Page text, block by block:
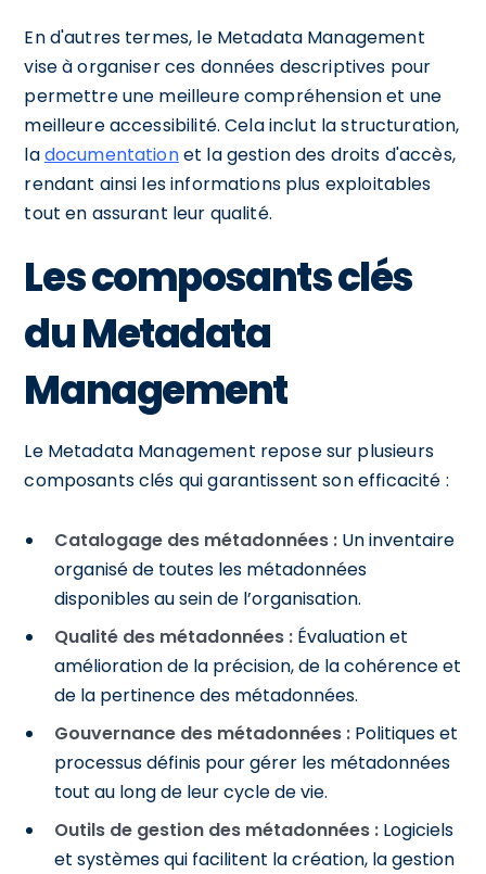
En d'autres termes, le Metadata Management
vise à organiser ces données descriptives pour
permettre une meilleure compréhension et une
meilleure accessibilité. Cela inclut la structuration,
ladocumentationet la gestion des droits d'accès,
rendant ainsi les informations plus exploitables
tout en assurant leur qualité.
Les composants clés
du Metadata
Management
Le Metadata Management repose sur plusieurs
composants clés qui garantissent son efficacité :
Catalogage des métadonnées : Un inventaire
organisé de toutes les métadonnées
disponibles au sein de l’organisation.
Qualité des métadonnées : Évaluation et
amélioration de la précision, de la cohérence et
de la pertinence des métadonnées.
Gouvernance des métadonnées : Politiques et
processus définis pour gérer les métadonnées
tout au long de leur cycle de vie.
Outils de gestion des métadonnées : Logiciels
et systèmes qui facilitent la création, la gestion